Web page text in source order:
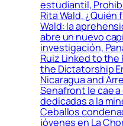
estudiantil,
Rita Wald, ¿Quién
Wald: la
abre un nuevo
investigación,
Ruiz Linked to the
the Dictatorship
Nicaragua and
Senafront le cae
dedicadas a la
Ceballos
jóvenes en La